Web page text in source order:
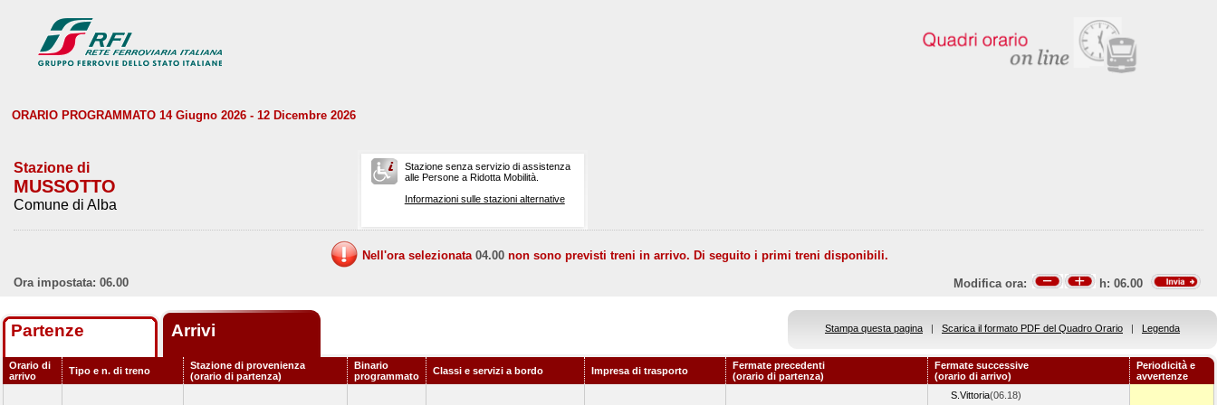
ORARIO PROGRAMMATO 14 Giugno 2026 - 12 Dicembre 2026
Stazione di
MUSSOTTO
Comune di Alba
Stazione senza servizio di assistenza
alle Persone a Ridotta Mobilità.
Informazioni sulle stazioni alternative
Nell'ora selezionata 04.00 non sono previsti treni in arrivo. Di seguito i primi treni disponibili.
Ora impostata: 06.00
Modifica ora: h: 06.00
Partenze Arrivi Stampa questa pagina | Scarica il formato PDF del Quadro Orario | Legenda
Orario di
arrivo
Tipo e n. di treno
Stazione di provenienza
(orario di partenza)
Binario
programmato
Classi e servizi a bordo Impresa di trasporto
Fermate precedenti
(orario di partenza)
Fermate successive
(orario di arrivo)
Periodicità e
avvertenze
S.Vittoria(06.18)